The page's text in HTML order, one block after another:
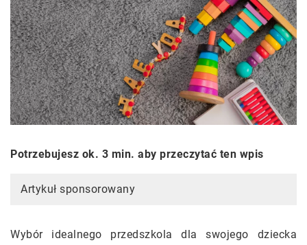
Potrzebujesz ok. 3 min. aby przeczytać ten wpis
Artykuł sponsorowany
Wybór idealnego przedszkola dla swojego dziecka